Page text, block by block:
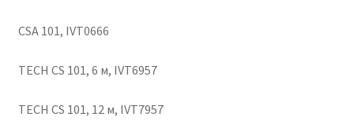
CSA 101, IVT0666
TECH CS 101, 6 м, IVT6957
TECH CS 101, 12 м, IVT7957